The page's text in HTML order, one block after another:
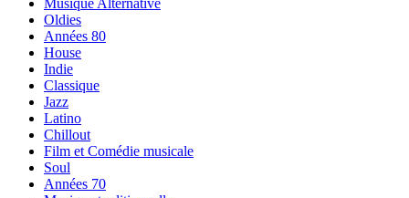
Musique Alternative
Oldies
Années 80
House
Indie
Classique
Jazz
Latino
Chillout
Film et Comédie musicale
Soul
Années 70